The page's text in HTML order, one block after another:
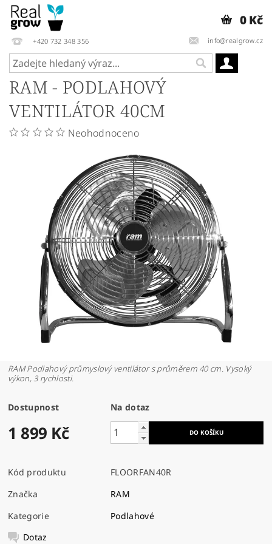
+420 732 348 356 info@realgrow.cz
0 Kč
RAM - PODLAHOVÝ
VENTILÁTOR 40CM
Neohodnoceno
RAM Podlahový průmyslový ventilátor s průměrem 40 cm. Vysoký
výkon, 3 rychlosti.
Dostupnost Na dotaz
1 899 Kč
Kód produktu
FLOORFAN40R
Značka
RAM
Kategorie
Podlahové
Dotaz